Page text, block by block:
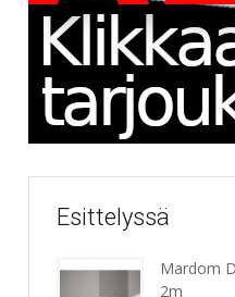
Esittelyssä
Mardom
2m